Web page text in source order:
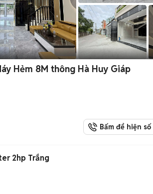
Hẻm 8M thông Hà Huy Giáp
Bấm để hiện số
2hp Trắng